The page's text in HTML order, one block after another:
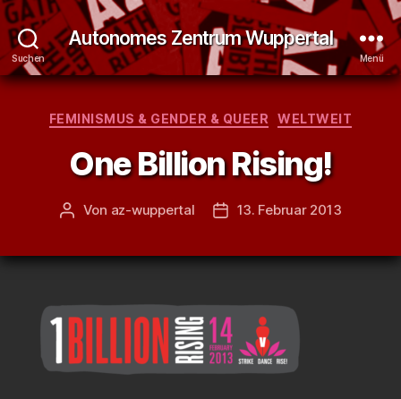
Suchen
Autonomes Zentrum Wuppertal
Menü
Kategorien
FEMINISMUS & GENDER & QUEER WELTWEIT
One Billion Rising!
Beitragsautor
Von az-wuppertal Veröffentlichungsdatum
13. Februar 2013